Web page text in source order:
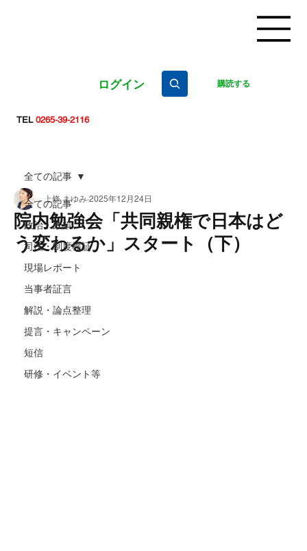
ログイン 購読する
TEL0265-39-2116
全ての記事
政治・政策
司法・制度検証
現場レポート
当事者証言
解説・論点整理
提言・キャンペーン
短信
研修・イベント等
全ての記事
院内勉強会「共同親権で日本はど
う変わるか」スタート（下）
上條 まゆみ 2025年12月24日